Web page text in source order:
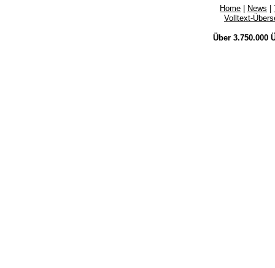
Home News
Volltext-
Über 3.750.000